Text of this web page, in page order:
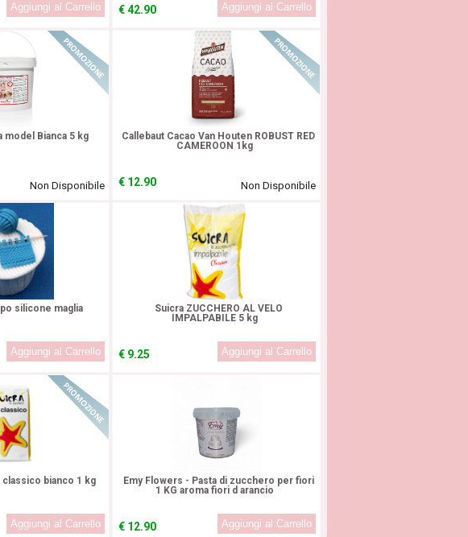
€42.90
model Bianca 5 kg
In Promozione!
Non Disponibile
Callebaut Cacao Van Houten ROBUST RED
CAMEROON 1kg
€ 12.90
In Promozione!
Non Disponibile
silicone maglia
Suicra ZUCCHERO AL VELO
IMPALPABILE 5 kg
€ 9.25
bianco 1 kg
In Promozione!
Emy Flowers - Pasta di zucchero per fiori
1 KG aroma fiori d arancio
€ 12.90